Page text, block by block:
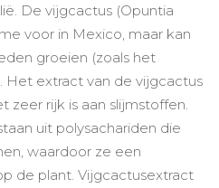
De vijgcactus (Opuntia
voor in Mexico, maar kan
groeien (zoals het
Het extract van de vijgcactus
rijk is aan slijmstoffen.
uit polysachariden die
waardoor ze een
de plant. Vijgcactusextract